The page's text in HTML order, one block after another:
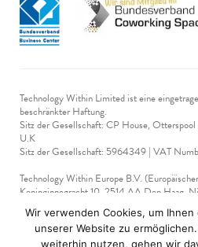
Technology Within Limited ist eine
beschränkter Haftung.
Sitz der Gesellschaft: CP House,
U.K
​Sitz der Gesellschaft: 5964349 | VAT
Technology Within Europe B.V.
Koninginnegracht 10, 2514 AA Den Haag,
Steuernummer: NL 865 425 140 B01
KVK-nummer 90712714
Wir verwenden Cookies, um
unserer Website zu
weiterhin nutzen, gehen wir